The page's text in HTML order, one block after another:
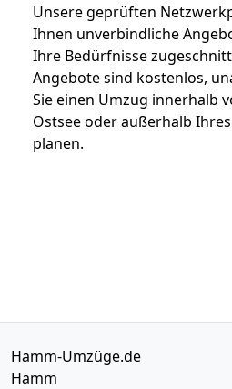
Unsere geprüften
Ihnen unverbindliche
Ihre Bedürfnisse
Angebote sind kostenlos,
Sie einen Umzug innerhalb
Ostsee oder außerhalb
planen.
Hamm-Umzüge.de
Hamm